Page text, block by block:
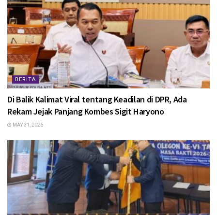
BERITA
Di Balik Kalimat Viral tentang Keadilan di DPR, Ada
Rekam Jejak Panjang Kombes Sigit Haryono
MAY 31, 2026